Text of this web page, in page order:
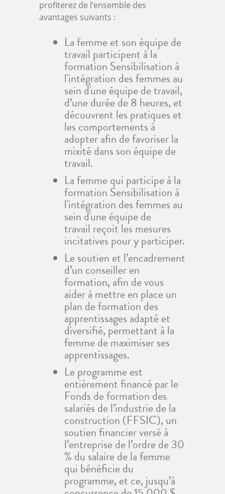
profiterez de l’ensemble des
avantages suivants :
La femme et son équipe de
travail participent à la
formation Sensibilisation à
l'intégration des femmes au
sein d'une équipe de travail,
d’une durée de 8 heures, et
découvrent les pratiques et
les comportements à
adopter afin de favoriser la
mixité dans son équipe de
travail.
La femme qui participe à la
formation Sensibilisation à
l'intégration des femmes au
sein d'une équipe de
travail reçoit les mesures
incitatives pour y participer.
Le soutien et l’encadrement
d’un conseiller en
formation, afin de vous
aider à mettre en place un
plan de formation des
apprentissages adapté et
diversifié, permettant à la
femme de maximiser ses
apprentissages.
Le programme est
entièrement financé par le
Fonds de formation des
salariés de l’industrie de la
construction (FFSIC), un
soutien financier versé à
l’entreprise de l’ordre de 30
% du salaire de la femme
qui bénéficie du
programme, et ce, jusqu’à